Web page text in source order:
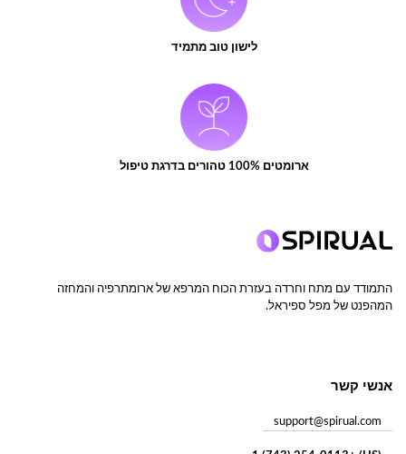
לישון טוב מתמיד
ארומטים 100% טהורים בדרגת טיפול
התמודד עם מתח וחרדה בעזרת הכוח המרפא של ארומתרפיה והמחזה
המהפנט של מפל ספיראל.
אנשי קשר
support@spirual.com